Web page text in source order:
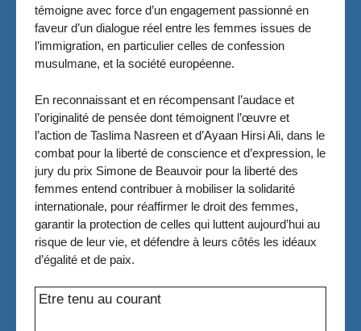
témoigne avec force d’un engagement passionné en
faveur d’un dialogue réel entre les femmes issues de
l’immigration, en particulier celles de confession
musulmane, et la société européenne.
En reconnaissant et en récompensant l’audace et
l’originalité de pensée dont témoignent l’œuvre et
l’action de Taslima Nasreen et d’Ayaan Hirsi Ali, dans le
combat pour la liberté de conscience et d’expression, le
jury du prix Simone de Beauvoir pour la liberté des
femmes entend contribuer à mobiliser la solidarité
internationale, pour réaffirmer le droit des femmes,
garantir la protection de celles qui luttent aujourd’hui au
risque de leur vie, et défendre à leurs côtés les idéaux
d’égalité et de paix.
Etre tenu au courant